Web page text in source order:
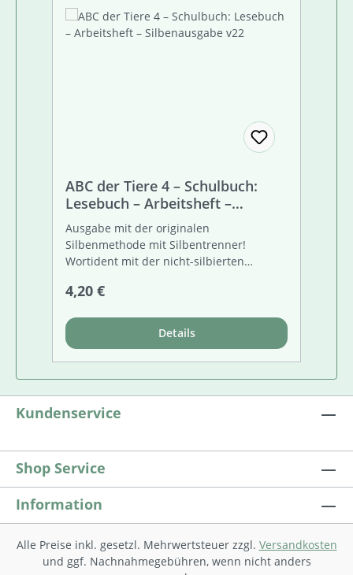
ABC der Tiere 4 – Schulbuch:
Lesebuch – Arbeitsheft –
Silbenausgabe v22
Ausgabe mit der originalen
Silbenmethode mit Silbentrenner!
Wortident mit der nicht-silbierten
inklusiven Unterrioht! Das Arbeitsheft
Texten aus allen Kapiteln Übungen und
Aufgaben auf einem mittleren Niveau. Im
Handbuch werden zu jeder Geschichte
bzw. jedem Gedicht eines oder mehrere
Arbeitsblätter als Kopiervorlagen
angeboten. Mit Arbeitsheft und
„Lesen/Umgang mit Texten und Medien“
erfüllt.
Regulärer Preis:
4,20 €
Details
Kundenservice
Shop Service
Information
Alle Preise inkl. gesetzl. Mehrwertsteuer zzgl. Versandkosten
und ggf. Nachnahmegebühren, wenn nicht anders